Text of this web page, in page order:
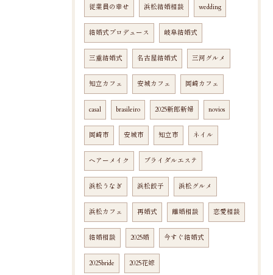
従業員の幸せ 浜松結婚相談 wedding
結婚式プロデュース 岐阜結婚式
三重結婚式 名古屋結婚式 三河グルメ
知立カフェ 安城カフェ 岡崎カフェ
casal brasileiro 2025新郎新婦 novios
岡崎市 安城市 知立市 ネイル
ヘアーメイク ブライダルエステ
浜松うなぎ 浜松餃子 浜松グルメ
浜松カフェ 再婚式 離婚相談 恋愛相談
結婚相談 2025婚 今すぐ結婚式
2025bride 2025花嫁